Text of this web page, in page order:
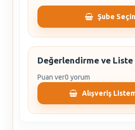
Şube
Değerlendirme ve Liste
Puan ver0 yorum
Alışveriş